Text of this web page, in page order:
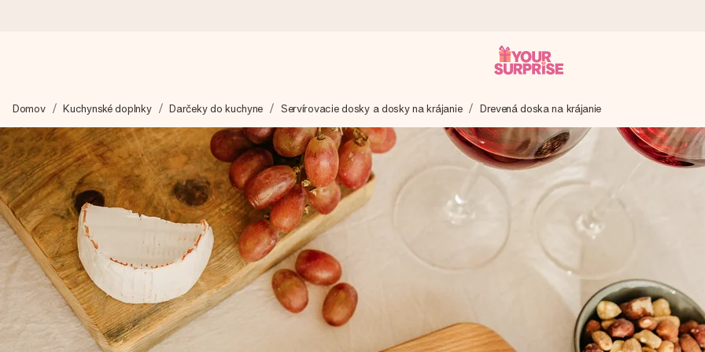
Váš darček starostlivo vyrobíme a bleskovo odošleme – aby ste ho mohli darovať presne v ten správny okamih, keď na tom najviac
4,7 (na základe +15 000 recenzií)
Naše darčeky inšpirujú. Zákazníci nás na Google Reviews hodnotia známkou 4,7.
Kartička s venovaním zdarma
Vytvorte niečo výnimočné v pár jednoduchých krokoch – s jej menom, vašou fotografiou alebo odkazom, ktorý naozaj zahreje pri
Domov Kuchynské doplnky Darčeky do kuchyne Servírovacie dosky a dosky na krájanie Drevená doska na krájanie